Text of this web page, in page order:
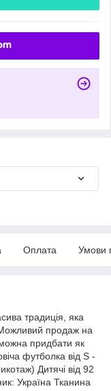
Оплата Умови
традиція, яка
Можливий продаж на
придбати як
футболка від S -
Дитячі від 92
Україна Тканина